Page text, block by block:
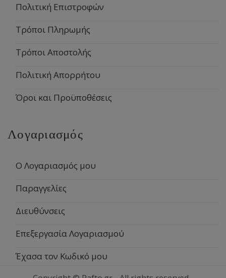
Πολιτική Επιστροφών
Τρόποι Πληρωμής
Τρόποι Αποστολής
Πολιτική Απορρήτου
Όροι και Προϋποθέσεις
Λογαριασμός
Ο Λογαριασμός μου
Παραγγελίες
Διευθύνσεις
Επεξεργασία Λογαριασμού
Έχασα τον Κωδικό μου